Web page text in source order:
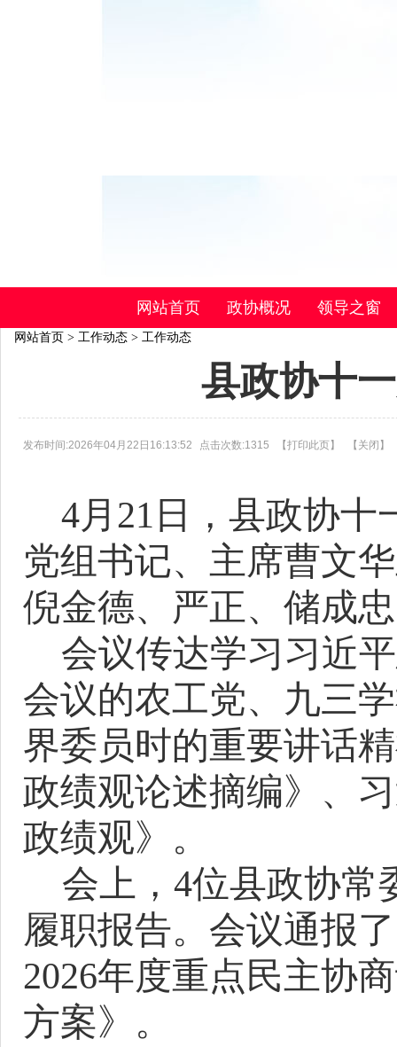
网站首页 政协概况 领导之窗
网站首页 > 工作动态 > 工作动态
县政协十
发布时间:2026年04月22日16:13:52 点击次数:1315 【打印此页】 【 关闭 】
4月21日，县政协十
党组书记、主席曹文
倪金德、严正、储成
会议传达学习习近
会议的农工党、九三
界委员时的重要讲话
政绩观论述摘编》、
政绩观》。
会 上， 4位县政协常
履职报告。会议通报
2026年度重点民主协
方案》 。